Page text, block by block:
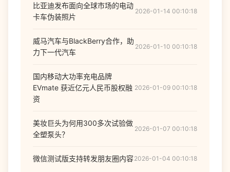
比亚迪发布面向全球市场的电动
卡车伪装照片
2026-01-14 00:10:18
威马汽车与BlackBerry合作，助
力下一代汽车
2026-01-10 00:10:18
国内移动大功率充电品牌
EVmate 获近亿元人民币股权融
资
2026-01-09 00:10:18
美妆巨头为何用300多次试验做
全塑泵头？
2026-01-07 00:10:18
微信测试版支持转发朋友圈内容2026-01-04 00:10:18